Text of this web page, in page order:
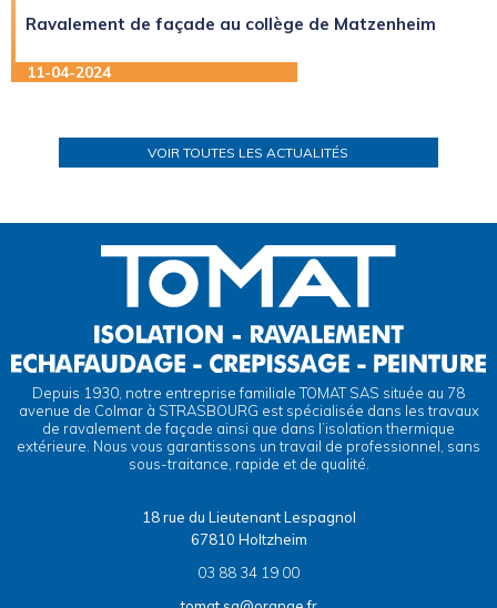
Ravalement de façade au collège de Matzenheim
11-04-2024
VOIR TOUTES LES ACTUALITÉS
Depuis 1930, notre entreprise familiale TOMAT SAS située au 78
avenue de Colmar à STRASBOURG est spécialisée dans les travaux
de ravalement de façade ainsi que dans l’isolation thermique
extérieure. Nous vous garantissons un travail de professionnel, sans
sous-traitance, rapide et de qualité.
18 rue du Lieutenant Lespagnol
67810 Holtzheim
03 88 34 19 00